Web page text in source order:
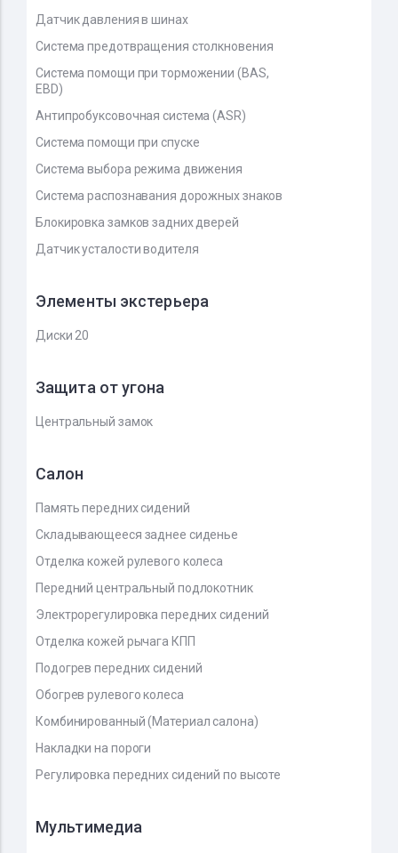
Датчик давления в шинах
Система предотвращения столкновения
Система помощи при торможении (BAS,
EBD)
Антипробуксовочная система (ASR)
Система помощи при спуске
Система выбора режима движения
Система распознавания дорожных знаков
Блокировка замков задних дверей
Датчик усталости водителя
Элементы экстерьера
Диски 20
Защита от угона
Центральный замок
Салон
Память передних сидений
Складывающееся заднее сиденье
Отделка кожей рулевого колеса
Передний центральный подлокотник
Электрорегулировка передних сидений
Отделка кожей рычага КПП
Подогрев передних сидений
Обогрев рулевого колеса
Комбинированный (Материал салона)
Накладки на пороги
Регулировка передних сидений по высоте
Мультимедиа